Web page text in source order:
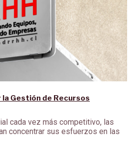
Gestión de Recursos
cada vez más competitivo, las
concentrar sus esfuerzos en las